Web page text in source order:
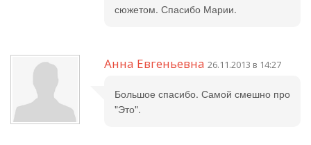
сюжетом. Спасибо Марии.
Анна Евгеньевна 26.11.2013 в 14:27
Большое спасибо. Самой смешно про
"Это".